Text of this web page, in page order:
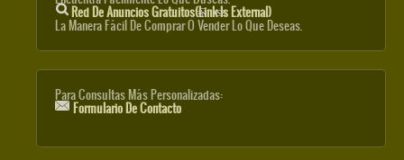
Red De Anuncios Gratuitos(link Is External)
La Manera Fácil De Comprar O Vender Lo Que Deseas.
Para Consultas Más Personalizadas:
Formulario De Contacto